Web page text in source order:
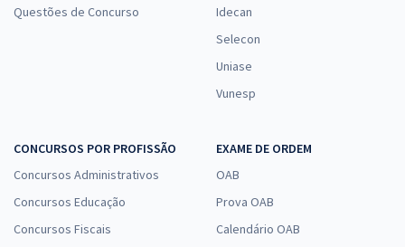
Questões de Concurso
Idecan
Selecon
Uniase
Vunesp
CONCURSOS POR PROFISSÃO
Concursos Administrativos
Concursos Educação
Concursos Fiscais
EXAME DE ORDEM
OAB
Prova OAB
Calendário OAB